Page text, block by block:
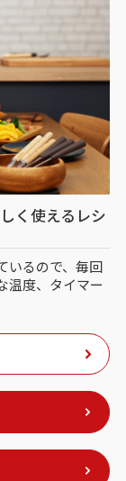
く使えるレシ
いるので、毎回
温度、タイマー